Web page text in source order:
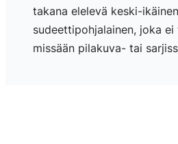
takana elelevä keski-
sudeettipohjalainen, joka
missään pilakuva- tai